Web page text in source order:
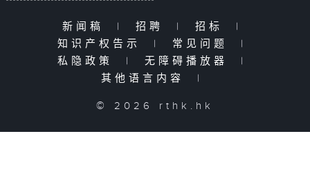
新闻稿 | 招聘 | 招标
|
知识产权告示
| 常见问题
|
私隐政策
| 无障碍播放器
|
其他语言内容
|
© 2026 rthk.hk